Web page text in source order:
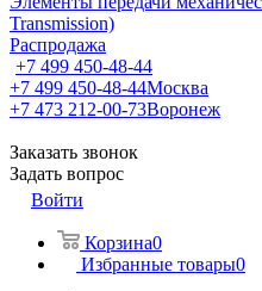
Transmission)
Распродажа
+7 499 450-48-44
+7 499 450-48-44Москва
+7 473 212-00-73Воронеж
Заказать звонок
Задать вопрос
Войти
Корзина0
Избранные товары0